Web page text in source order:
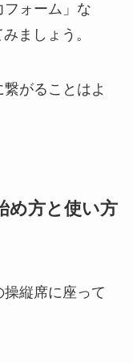
ォーム」な
ましょう。
がることはよ
め方と使い方
縦席に座って